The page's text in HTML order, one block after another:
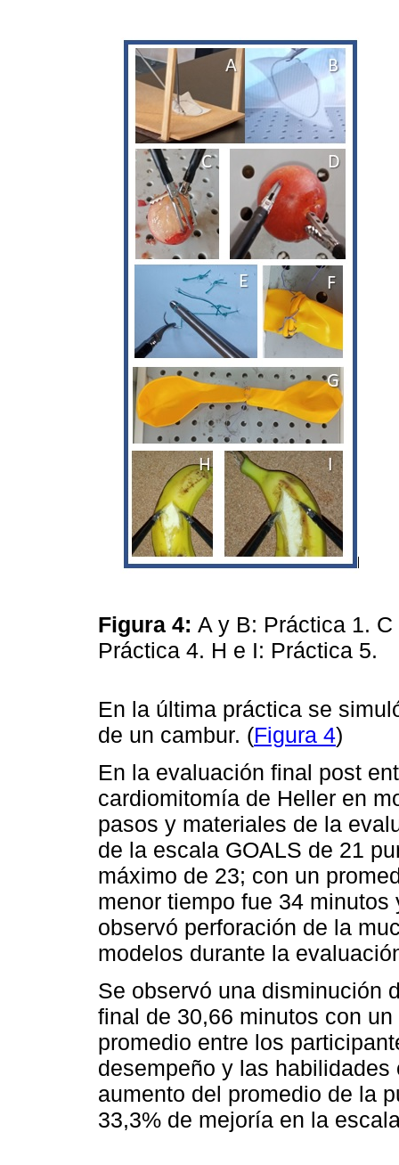
Figura 4: A y B: Práctica 1.
Práctica 4. H e I: Práctica 5.
En la última práctica se
de un cambur. (Figura 4)
En la evaluación final post
cardiomitomía de Heller en
pasos y materiales de la
de la escala GOALS de 21
máximo de 23; con un
menor tiempo fue 34
observó perforación de la
modelos durante la
Se observó una disminución
final de 30,66 minutos con
promedio entre los
desempeño y las
aumento del promedio de la
33,3% de mejoría en la